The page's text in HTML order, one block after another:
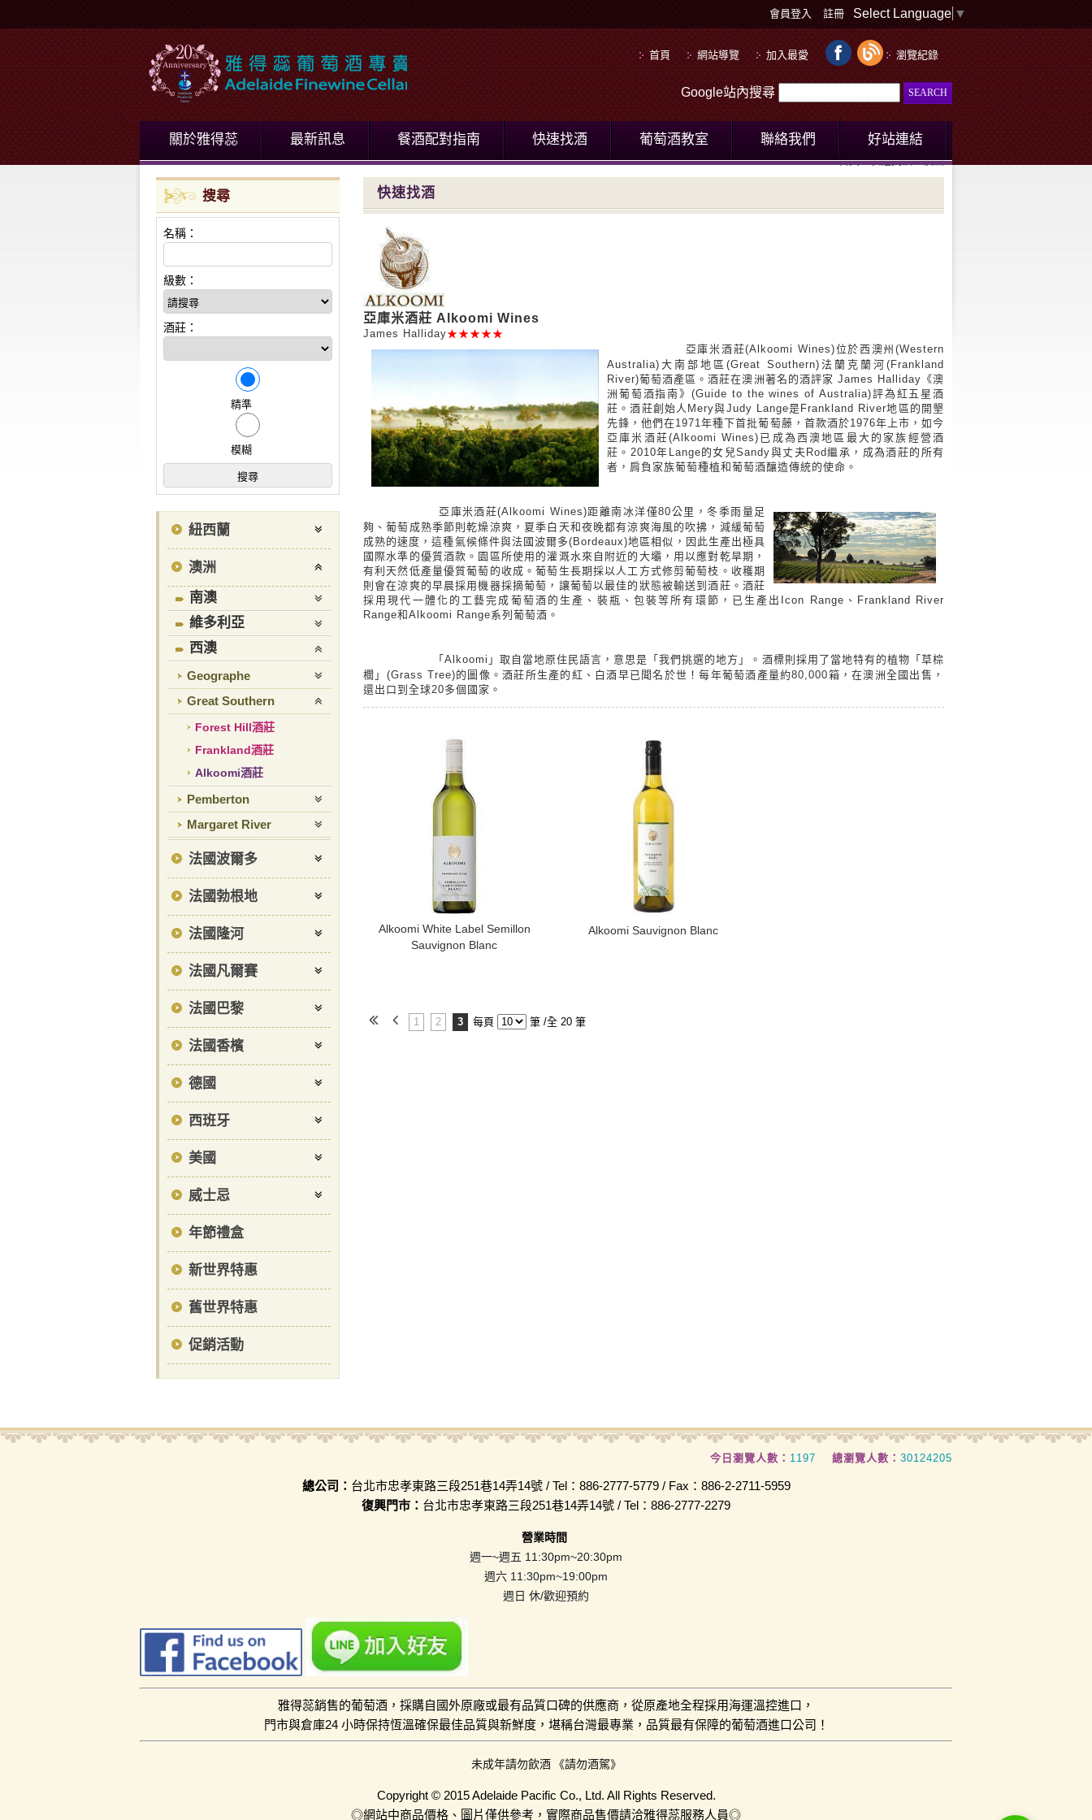
Select Language ▼
會員登入 註冊
首頁 網站導覽 加入最愛 瀏覽紀錄
Google站內搜尋
關於雅得蕊 最新訊息 餐酒配對指南 快速找酒 葡萄酒教室 聯絡我們 好站連結
首頁 快速找酒 澳洲
搜尋
名稱：
級數：
酒莊：
精準
模糊
紐西蘭
澳洲
南澳
維多利亞
西澳
Geographe
Great Southern
Forest Hill酒莊
Frankland酒莊
Alkoomi酒莊
Pemberton
Margaret River
法國波爾多
法國勃根地
法國隆河
法國凡爾賽
法國巴黎
法國香檳
德國
西班牙
美國
威士忌
年節禮盒
新世界特惠
舊世界特惠
促銷活動
快速找酒
亞庫米酒莊 Alkoomi Wines
James Halliday★★★★★
亞庫米酒莊(Alkoomi Wines)位於西澳州(Western
Australia)大南部地區(Great Southern)法蘭克蘭河(Frankland
River)葡萄酒產區。酒莊在澳洲著名的酒評家 James Halliday《澳
洲葡萄酒指南》(Guide to the wines of Australia)評為紅五星酒
莊。酒莊創始人Mery與Judy Lange是Frankland River地區的開墾
先鋒，他們在1971年種下首批葡萄藤，首款酒於1976年上市，如今
亞庫米酒莊(Alkoomi Wines)已成為西澳地區最大的家族經營酒
莊。2010年Lange的女兒Sandy與丈夫Rod繼承，成為酒莊的所有
者，肩負家族葡萄種植和葡萄酒釀造傳統的使命。
亞庫米酒莊(Alkoomi Wines)距離南冰洋僅80公里，冬季雨量足
夠、葡萄成熟季節則乾燥涼爽，夏季白天和夜晚都有涼爽海風的吹拂，減緩葡萄
成熟的速度，這種氣候條件與法國波爾多(Bordeaux)地區相似，因此生產出極具
國際水準的優質酒款。園區所使用的灌溉水來自附近的大壩，用以應對乾旱期，
有利天然低產量優質葡萄的收成。葡萄生長期採以人工方式修剪葡萄枝。收穫期
則會在涼爽的早晨採用機器採摘葡萄，讓葡萄以最佳的狀態被輸送到酒莊。酒莊
採用現代一體化的工藝完成葡萄酒的生產、裝瓶、包裝等所有環節，已生產出Icon Range、Frankland River
Range和Alkoomi Range系列葡萄酒。
「Alkoomi」取自當地原住民語言，意思是「我們挑選的地方」。酒標則採用了當地特有的植物「草棕
櫚」(Grass Tree)的圖像。酒莊所生產的紅、白酒早已聞名於世！每年葡萄酒產量約80,000箱，在澳洲全國出售，
還出口到全球20多個國家。
Alkoomi White Label Semillon
Sauvignon Blanc
​Alkoomi Sauvignon Blanc
1 2 3 每頁 筆 /全 20 筆
今日瀏覽人數： 1197 總瀏覽人數： 30124205
總公司： 台北市忠孝東路三段251巷14弄14號 / Tel：886-2777-5779 / Fax：886-2-2711-5959
復興門市： 台北市忠孝東路三段251巷14弄14號 / Tel：886-2777-2279
營業時間
週一~週五 11:30pm~20:30pm
週六 11:30pm~19:00pm
週日 休/歡迎預約
雅得蕊銷售的葡萄酒，採購自國外原廠或最有品質口碑的供應商，從原產地全程採用海運溫控進口，
門市與倉庫24 小時保持恆溫確保最佳品質與新鮮度，堪稱台灣最專業，品質最有保障的葡萄酒進口公司！
未成年請勿飲酒 《請勿酒駕》
Copyright © 2015 Adelaide Pacific Co., Ltd. All Rights Reserved.
◎網站中商品價格、圖片僅供參考，實際商品售價請洽雅得蕊服務人員◎